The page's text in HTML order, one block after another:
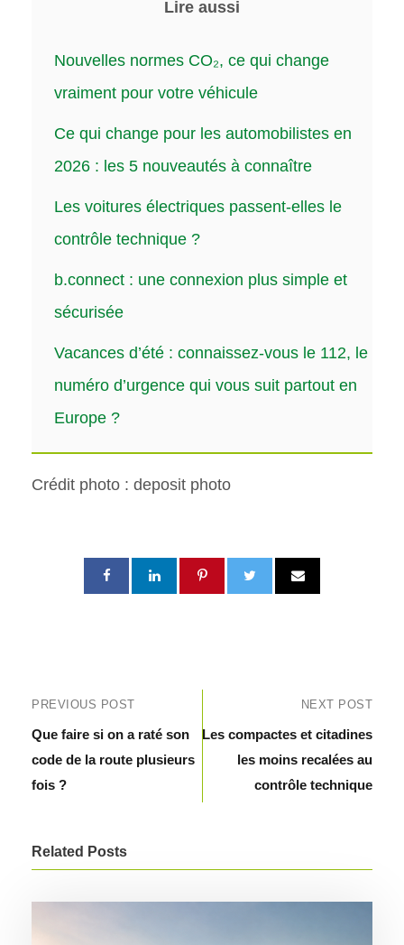
Lire aussi
Nouvelles normes CO₂, ce qui change
vraiment pour votre véhicule
Ce qui change pour les automobilistes en
2026 : les 5 nouveautés à connaître
Les voitures électriques passent-elles le
contrôle technique ?
b.connect : une connexion plus simple et
sécurisée
Vacances d’été : connaissez-vous le 112, le
numéro d’urgence qui vous suit partout en
Europe ?
Crédit photo : deposit photo
PREVIOUS POST
Que faire si on a raté son
code de la route plusieurs
fois ?
NEXT POST
Les compactes et citadines
les moins recalées au
contrôle technique
Related Posts